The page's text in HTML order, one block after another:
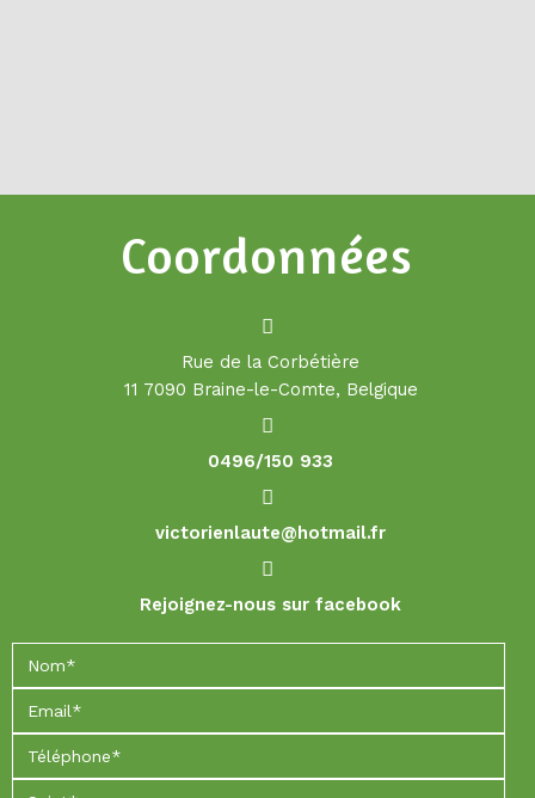
Coordonnées
Rue de la Corbétière
11 7090 Braine-le-Comte, Belgique
0496/150 933
victorienlaute@hotmail.fr
Rejoignez-nous sur facebook